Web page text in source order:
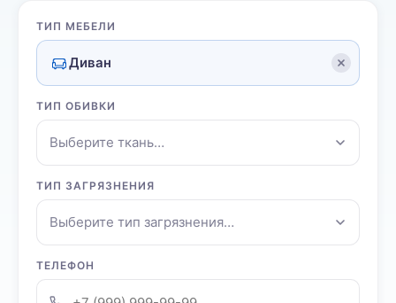
ТИП МЕБЕЛИ
Диван
ТИП ОБИВКИ
Выберите ткань…
ТИП ЗАГРЯЗНЕНИЯ
Выберите тип загрязнения…
ТЕЛЕФОН